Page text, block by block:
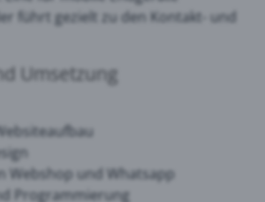
führt gezielt zu den Kontakt- und
Umsetzung
Webshop und Whatsapp
Programmierung